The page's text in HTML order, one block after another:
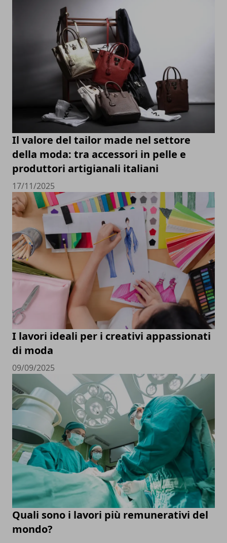
Il valore del tailor made nel settore
della moda: tra accessori in pelle e
produttori artigianali italiani
17/11/2025
I lavori ideali per i creativi appassionati
di moda
09/09/2025
Quali sono i lavori più remunerativi del
mondo?